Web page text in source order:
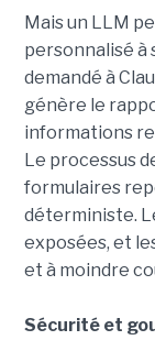
Mais un LLM
personnalisé à
demandé à
génère le
informations
Le processus
formulaires
déterministe.
exposées, et
et à moindre
Sécurité et